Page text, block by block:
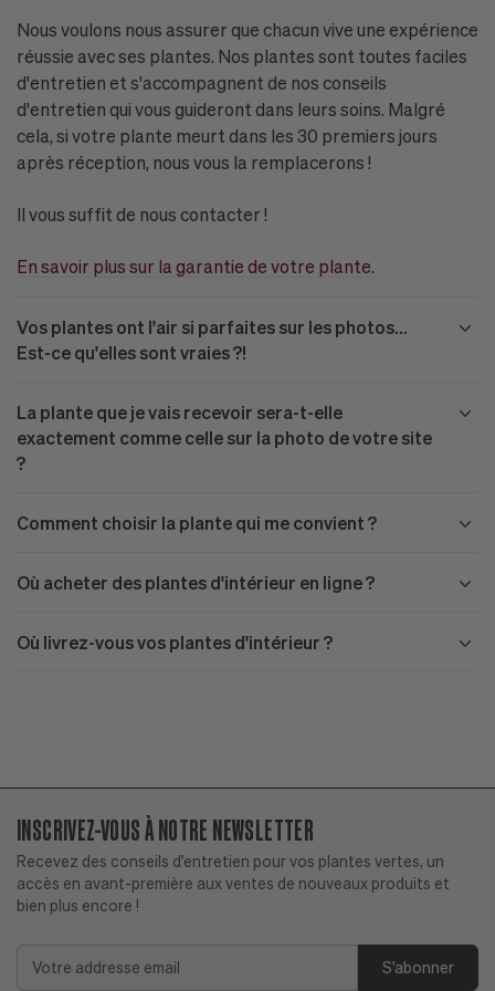
Nous voulons nous assurer que chacun vive une expérience
réussie avec ses plantes. Nos plantes sont toutes faciles
d'entretien et s'accompagnent de nos conseils
d'entretien qui vous guideront dans leurs soins. Malgré
cela, si votre plante meurt dans les 30 premiers jours
après réception, nous vous la remplacerons !
Il vous suffit de nous contacter !
En savoir plus sur la garantie de votre plante.
Vos plantes ont l'air si parfaites sur les photos...
Est-ce qu'elles sont vraies ?!
La plante que je vais recevoir sera-t-elle
exactement comme celle sur la photo de votre site
?
Comment choisir la plante qui me convient ?
Plantes faciles d'entretien
Où acheter des plantes d'intérieur en ligne ?
Où livrez-vous vos plantes d'intérieur ?
INSCRIVEZ-VOUS À NOTRE NEWSLETTER
Recevez des conseils d'entretien pour vos plantes vertes, un
accès en avant-première aux ventes de nouveaux produits et
bien plus encore !
Addresse